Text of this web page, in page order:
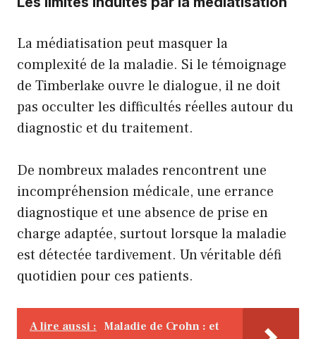
La médiatisation peut masquer la
complexité de la maladie. Si le témoignage
de Timberlake ouvre le dialogue, il ne doit
pas occulter les difficultés réelles autour du
diagnostic et du traitement.
De nombreux malades rencontrent une
incompréhension médicale, une errance
diagnostique et une absence de prise en
charge adaptée, surtout lorsque la maladie
est détectée tardivement. Un véritable défi
quotidien pour ces patients.
A lire aussi : Maladie de Crohn : et